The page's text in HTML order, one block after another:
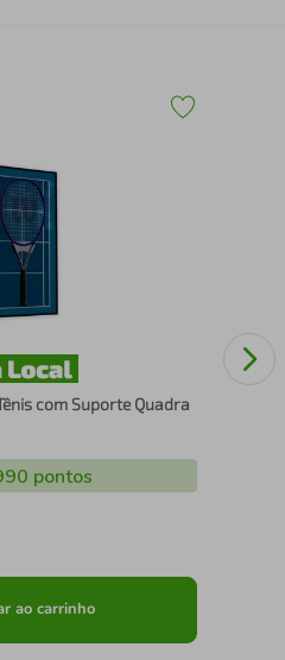
com Suporte Quadra
pontos
ao carrinho